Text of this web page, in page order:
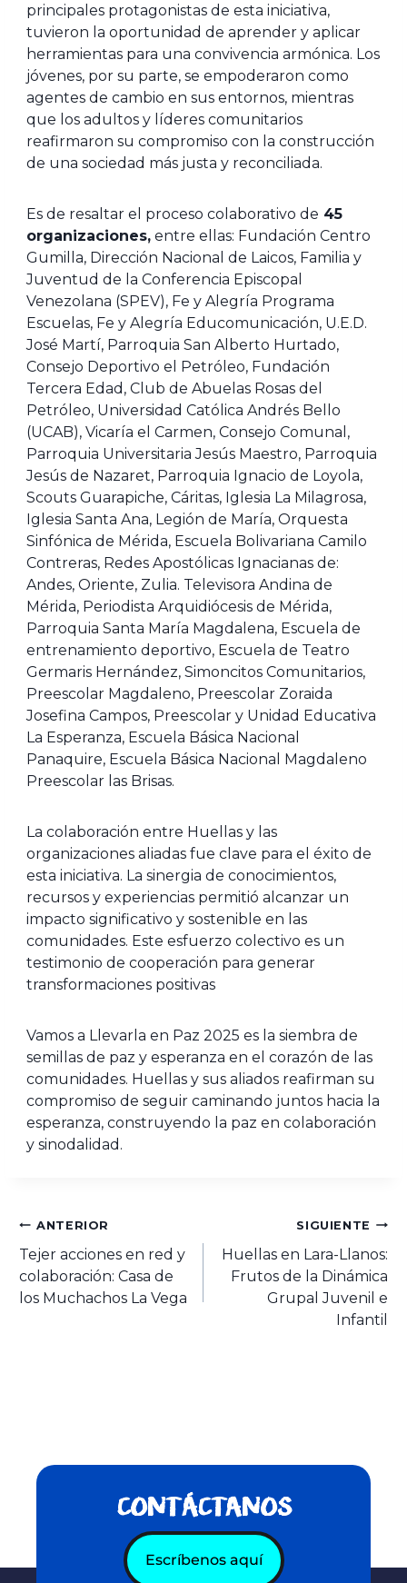
principales protagonistas de esta iniciativa,
tuvieron la oportunidad de aprender y aplicar
herramientas para una convivencia armónica. Los
jóvenes, por su parte, se empoderaron como
agentes de cambio en sus entornos, mientras
que los adultos y líderes comunitarios
reafirmaron su compromiso con la construcción
de una sociedad más justa y reconciliada.
Es de resaltar el proceso colaborativo de 45
organizaciones,entre ellas: Fundación Centro
Gumilla, Dirección Nacional de Laicos, Familia y
Juventud de la Conferencia Episcopal
Venezolana (SPEV), Fe y Alegría Programa
Escuelas, Fe y Alegría Educomunicación, U.E.D.
José Martí, Parroquia San Alberto Hurtado,
Consejo Deportivo el Petróleo, Fundación
Tercera Edad, Club de Abuelas Rosas del
Petróleo, Universidad Católica Andrés Bello
(UCAB), Vicaría el Carmen, Consejo Comunal,
Parroquia Universitaria Jesús Maestro, Parroquia
Jesús de Nazaret, Parroquia Ignacio de Loyola,
Scouts Guarapiche, Cáritas, Iglesia La Milagrosa,
Iglesia Santa Ana, Legión de María, Orquesta
Sinfónica de Mérida, Escuela Bolivariana Camilo
Contreras, Redes Apostólicas Ignacianas de:
Andes, Oriente, Zulia. Televisora Andina de
Mérida, Periodista Arquidiócesis de Mérida,
Parroquia Santa María Magdalena, Escuela de
entrenamiento deportivo, Escuela de Teatro
Germaris Hernández, Simoncitos Comunitarios,
Preescolar Magdaleno, Preescolar Zoraida
Josefina Campos, Preescolar y Unidad Educativa
La Esperanza, Escuela Básica Nacional
Panaquire, Escuela Básica Nacional Magdaleno
Preescolar las Brisas.
La colaboración entre Huellas y las
organizaciones aliadas fue clave para el éxito de
esta iniciativa. La sinergia de conocimientos,
recursos y experiencias permitió alcanzar un
impacto significativo y sostenible en las
comunidades. Este esfuerzo colectivo es un
testimonio de cooperación para generar
transformaciones positivas
Vamos a Llevarla en Paz 2025 es la siembra de
semillas de paz y esperanza en el corazón de las
comunidades. Huellas y sus aliados reafirman su
compromiso de seguir caminando juntos hacia la
esperanza, construyendo la paz en colaboración
y sinodalidad.
ANTERIOR
Tejer acciones en red y
colaboración: Casa de
los Muchachos La Vega
SIGUIENTE
Huellas en Lara-Llanos:
Frutos de la Dinámica
Grupal Juvenil e
Infantil
CONTÁCTANOS
Escríbenos aquí